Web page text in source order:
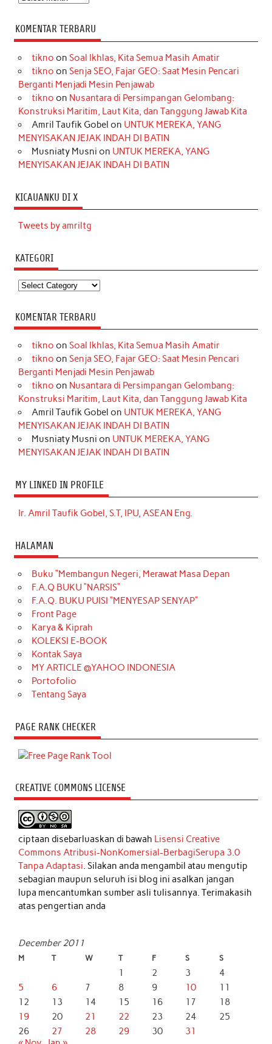
KOMENTAR TERBARU
tikno on Soal Ikhlas, Kita Semua Masih Amatir
tikno on Senja SEO, Fajar GEO: Saat Mesin Pencari
Berganti Menjadi Mesin Penjawab
tikno on Nusantara di Persimpangan Gelombang:
Konstruksi Maritim, Laut Kita, dan Tanggung Jawab Kita
Amril Taufik Gobel on UNTUK MEREKA, YANG
MENYISAKAN JEJAK INDAH DI BATIN
Musniaty Musni on UNTUK MEREKA, YANG
MENYISAKAN JEJAK INDAH DI BATIN
KICAUANKU DI X
Tweets by amriltg
KATEGORI
Kategori
KOMENTAR TERBARU
tikno on Soal Ikhlas, Kita Semua Masih Amatir
tikno on Senja SEO, Fajar GEO: Saat Mesin Pencari
Berganti Menjadi Mesin Penjawab
tikno on Nusantara di Persimpangan Gelombang:
Konstruksi Maritim, Laut Kita, dan Tanggung Jawab Kita
Amril Taufik Gobel on UNTUK MEREKA, YANG
MENYISAKAN JEJAK INDAH DI BATIN
Musniaty Musni on UNTUK MEREKA, YANG
MENYISAKAN JEJAK INDAH DI BATIN
MY LINKED IN PROFILE
Ir. Amril Taufik Gobel, S.T, IPU, ASEAN Eng.
HALAMAN
Buku “Membangun Negeri, Merawat Masa Depan
F.A.Q BUKU “NARSIS”
F.A.Q. BUKU PUISI “MENYESAP SENYAP”
Front Page
Karya & Kiprah
KOLEKSI E-BOOK
Kontak Saya
MY ARTICLE @YAHOO INDONESIA
Portofolio
Tentang Saya
PAGE RANK CHECKER
CREATIVE COMMONS LICENSE
ciptaan disebarluaskan di bawah Lisensi Creative
Commons Atribusi-NonKomersial-BerbagiSerupa 3.0
Tanpa Adaptasi . Silakan anda mengambil atau mengutip
sebagian maupun seluruh isi blog ini asalkan jangan
lupa mencantumkan sumber asli tulisannya. Terimakasih
atas pengertian anda
December 2011
M T W T F S S
1 2 3
4
5
6 7 8 9 10
11
12
13 14 15 16 17
18
19
20 21 22 23 24
25
26
27 28 29 30
31